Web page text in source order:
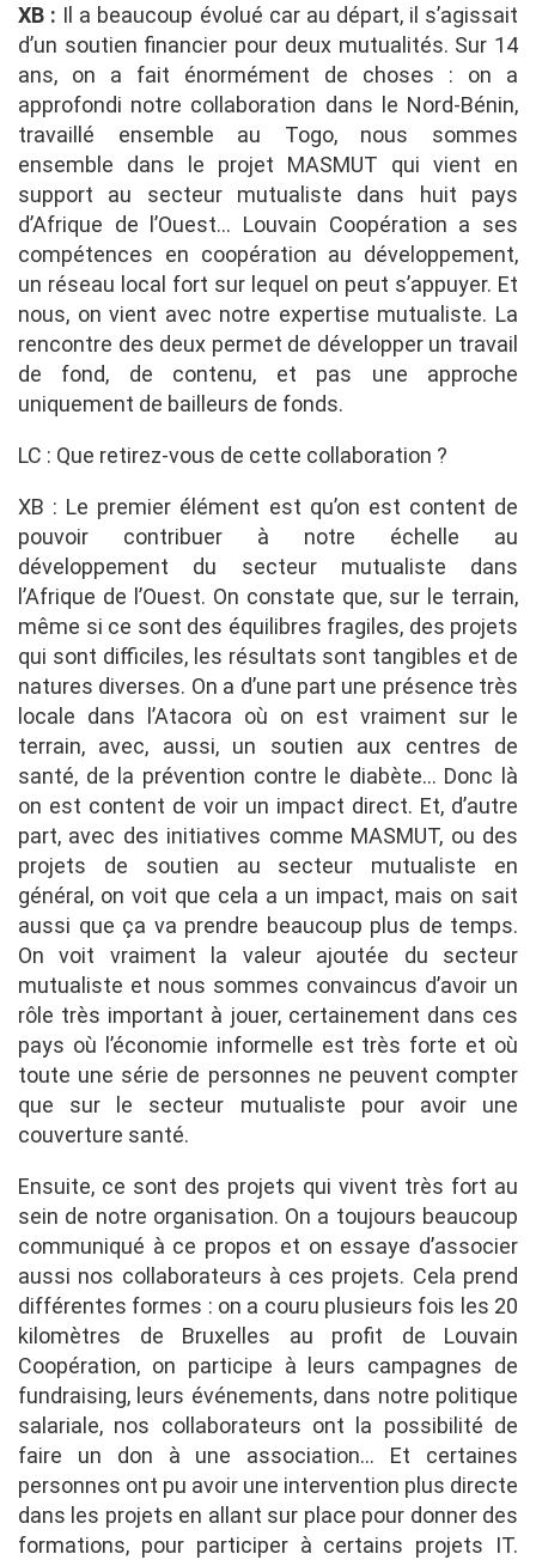
XB : Il a beaucoup évolué car au départ, il s’agissait
d’un soutien financier pour deux mutualités. Sur 14
ans, on a fait énormément de choses : on a
approfondi notre collaboration dans le Nord-Bénin,
travaillé ensemble au Togo, nous sommes
ensemble dans le projet MASMUT qui vient en
support au secteur mutualiste dans huit pays
d’Afrique de l’Ouest… Louvain Coopération a ses
compétences en coopération au développement,
un réseau local fort sur lequel on peut s’appuyer. Et
nous, on vient avec notre expertise mutualiste. La
rencontre des deux permet de développer un travail
de fond, de contenu, et pas une approche
uniquement de bailleurs de fonds.
LC : Que retirez-vous de cette collaboration ?
XB : Le premier élément est qu’on est content de
pouvoir contribuer à notre échelle au
développement du secteur mutualiste dans
l’Afrique de l’Ouest. On constate que, sur le terrain,
même si ce sont des équilibres fragiles, des projets
qui sont difficiles, les résultats sont tangibles et de
natures diverses. On a d’une part une présence très
locale dans l’Atacora où on est vraiment sur le
terrain, avec, aussi, un soutien aux centres de
santé, de la prévention contre le diabète… Donc là
on est content de voir un impact direct. Et, d’autre
part, avec des initiatives comme MASMUT, ou des
projets de soutien au secteur mutualiste en
général, on voit que cela a un impact, mais on sait
aussi que ça va prendre beaucoup plus de temps.
On voit vraiment la valeur ajoutée du secteur
mutualiste et nous sommes convaincus d’avoir un
rôle très important à jouer, certainement dans ces
pays où l’économie informelle est très forte et où
toute une série de personnes ne peuvent compter
que sur le secteur mutualiste pour avoir une
couverture santé.
Ensuite, ce sont des projets qui vivent très fort au
sein de notre organisation. On a toujours beaucoup
communiqué à ce propos et on essaye d’associer
aussi nos collaborateurs à ces projets. Cela prend
différentes formes : on a couru plusieurs fois les 20
kilomètres de Bruxelles au profit de Louvain
Coopération, on participe à leurs campagnes de
fundraising, leurs événements, dans notre politique
salariale, nos collaborateurs ont la possibilité de
faire un don à une association… Et certaines
personnes ont pu avoir une intervention plus directe
dans les projets en allant sur place pour donner des
formations, pour participer à certains projets IT.